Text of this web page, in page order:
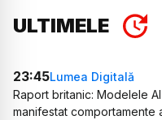
ULTIMELE
23:45Lumea Digitală
Raport britanic: Modelele
manifestat comportamente